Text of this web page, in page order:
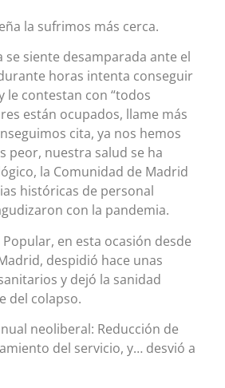
la sufrimos más cerca.
se siente desamparada ante el
horas intenta conseguir
le contestan con “todos
están ocupados, llame más
cita, ya nos hemos
peor, nuestra salud se ha
la Comunidad de Madrid
históricas de personal
con la pandemia.
en esta ocasión desde
despidió hace unas
y dejó la sanidad
del colapso.
neoliberal: Reducción de
del servicio, y… desvió a